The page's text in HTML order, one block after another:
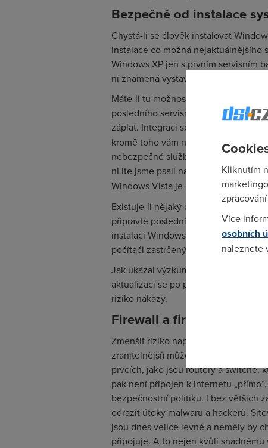
Bezpečně od instalace
Chystá-li se člověk instalovat
instalace co možná nejaktuálnějšího
Windows XP jen s prvním servisním
ní znamená vystavit systém velkému
Máte-li tu možnost, připravte si k
posledního servisního balíku do
záplat. Integraci service packu
kromě toho vám nLite pomůže si
nebezpečné služby, odebrat součástí
nLite jsme psali například v článku
Windows Vista je od stejného
Existuje-li nějaký důvod, který vám
připravte poslední servisní balík
instalaci Windows jej nainstalujte.
počítači zastrčený síťový kabel,
Jak ukázal výzkum společnosti
aktualizací se po připojení k
riziko nákazy.
Firewall a firewall
Zmenšit riziko napadení operačního
zranitelnější) můžete použitím
prvcích, jako jsou routery a switche,
pak není připojen k internetu
bezpečnostní politiku. I bez větších
odrazit útoky malwaru a hackerů.
jsou dnes velice levné a neměly by
připojuje. A to nejen kvůli
Kliknutím
Více
osobních
naleznete